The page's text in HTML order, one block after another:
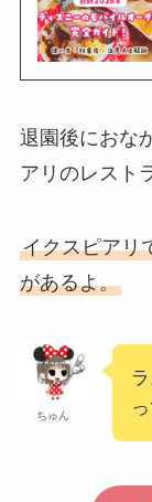
退園後におな
アリのレスト
イクスピアリ
があるよ。
ちゅん